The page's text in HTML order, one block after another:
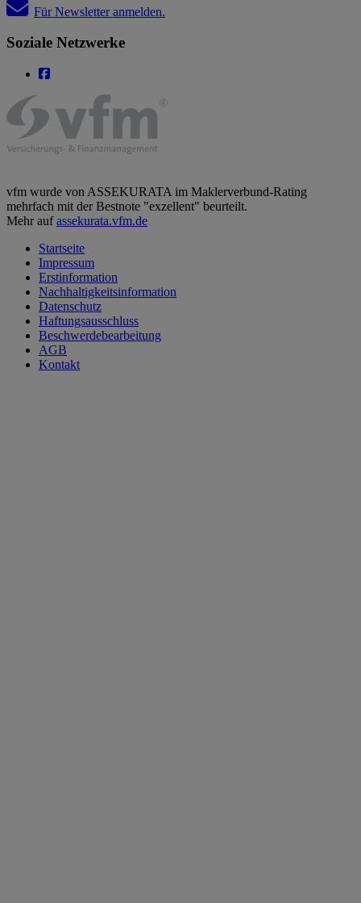
Für Newsletter anmelden.
Soziale Netzwerke
vfm wurde von ASSEKURATA im Maklerverbund-Rating
mehrfach mit der Bestnote "exzellent" beurteilt.
Mehr aufassekurata.vfm.de
Startseite
Impressum
Erstinformation
Nachhaltigkeitsinformation
Datenschutz
Haftungsausschluss
Beschwerdebearbeitung
AGB
Kontakt